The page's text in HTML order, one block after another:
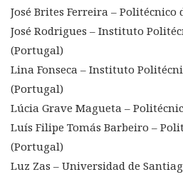
José Brites Ferreira –
José Rodrigues – Instituto
(Portugal)
Lina Fonseca – Instituto
(Portugal)
Lúcia Grave Magueta –
Luís Filipe Tomás Barbeiro –
(Portugal)
Luz Zas – Universidad de